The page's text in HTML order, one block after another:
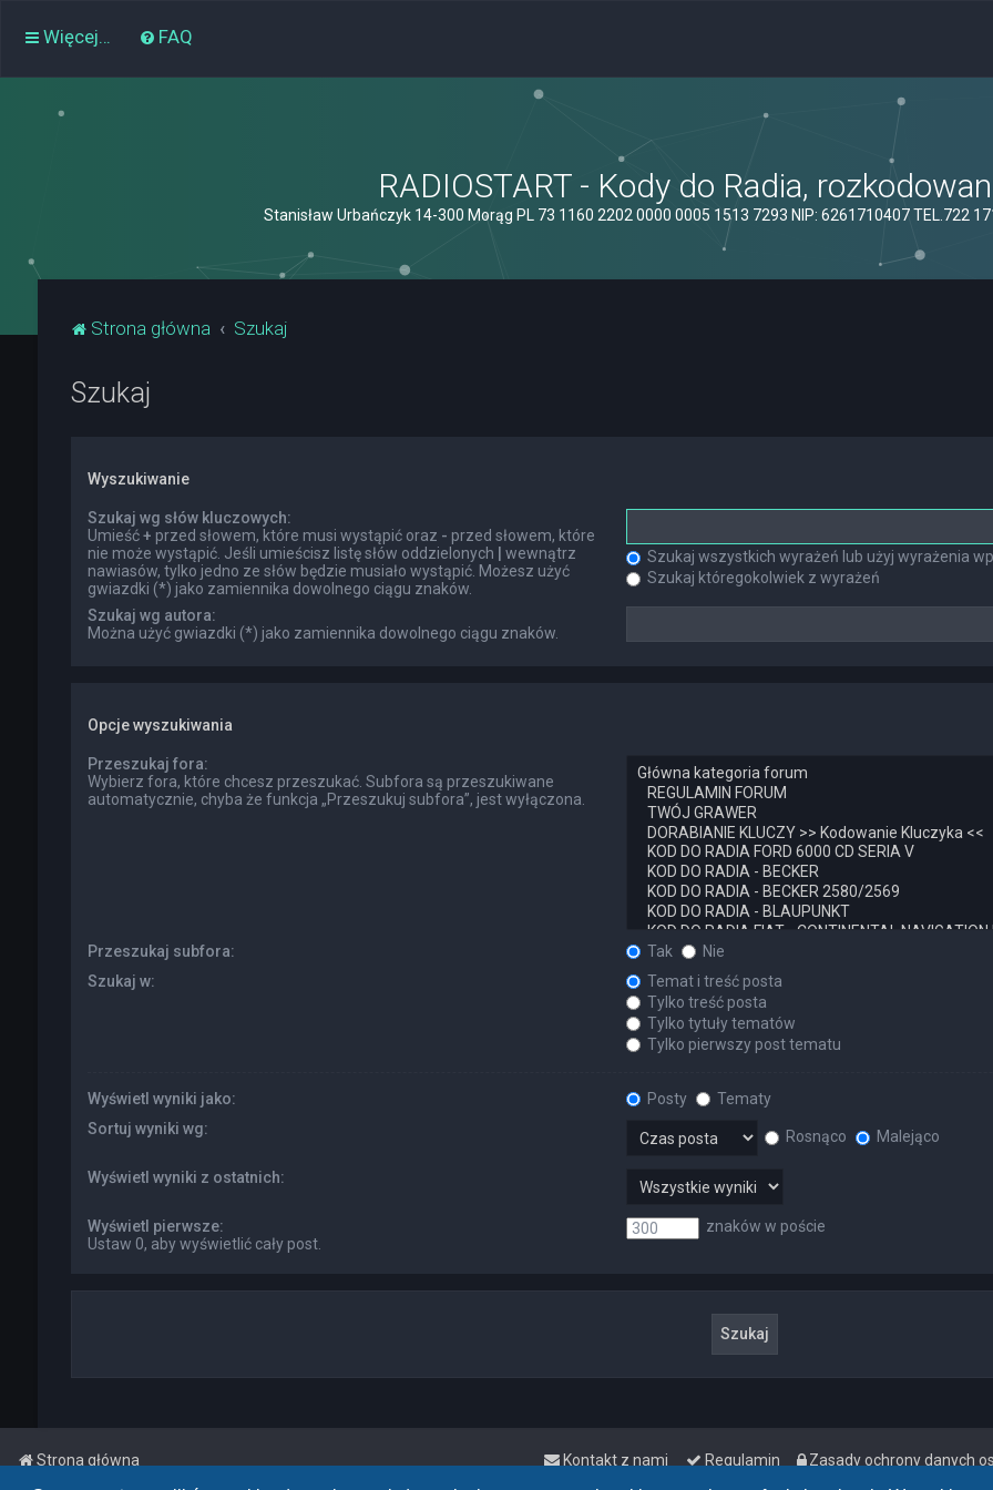
Więcej… FAQ
RADIOSTART - Kody do Radia,
Stanisław Urbańczyk 14-300 Morąg PL 73 1160 2202 0000 0005 1513 7293 NIP: 6261710407 TEL.722
Strona główna Szukaj
Szukaj
Wyszukiwanie
Szukaj wg słów kluczowych:
Umieść+ przed słowem, które musi wystąpić oraz - przed słowem, które
nie może wystąpić. Jeśli umieścisz listę słów oddzielonych
wewnątrz
nawiasów, tylko jedno ze słów będzie musiało wystąpić. Możesz użyć
gwiazdki (*) jako zamiennika dowolnego ciągu znaków.
Szukaj wszystkich wyrażeń lub użyj wyrażenia
Szukaj któregokolwiek z wyrażeń
Szukaj wg autora:
Można użyć gwiazdki (*) jako zamiennika dowolnego ciągu znaków.
Opcje wyszukiwania
Przeszukaj fora:
Wybierz fora, które chcesz przeszukać. Subfora są przeszukiwane
automatycznie, chyba że funkcja „Przeszukuj subfora”, jest wyłączona.
Przeszukaj subfora: Tak
Nie
Szukaj w:
Temat i treść posta
Tylko treść posta
Tylko tytuły tematów
Tylko pierwszy post tematu
Wyświetl wyniki jako: Posty
Tematy
Sortuj wyniki wg:
Rosnąco Malejąco
Wyświetl wyniki z ostatnich:
Wyświetl pierwsze:
Ustaw 0, aby wyświetlić cały post.
znaków w poście
Strona główna Zasady ochrony danych
Regulamin
Kontakt z nami